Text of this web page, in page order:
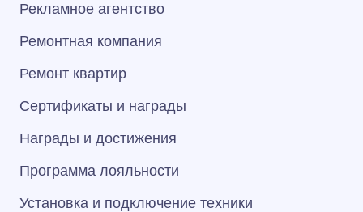
Рекламное агентство
Ремонтная компания
Ремонт квартир
Сертификаты и награды
Награды и достижения
Программа лояльности
Установка и подключение техники